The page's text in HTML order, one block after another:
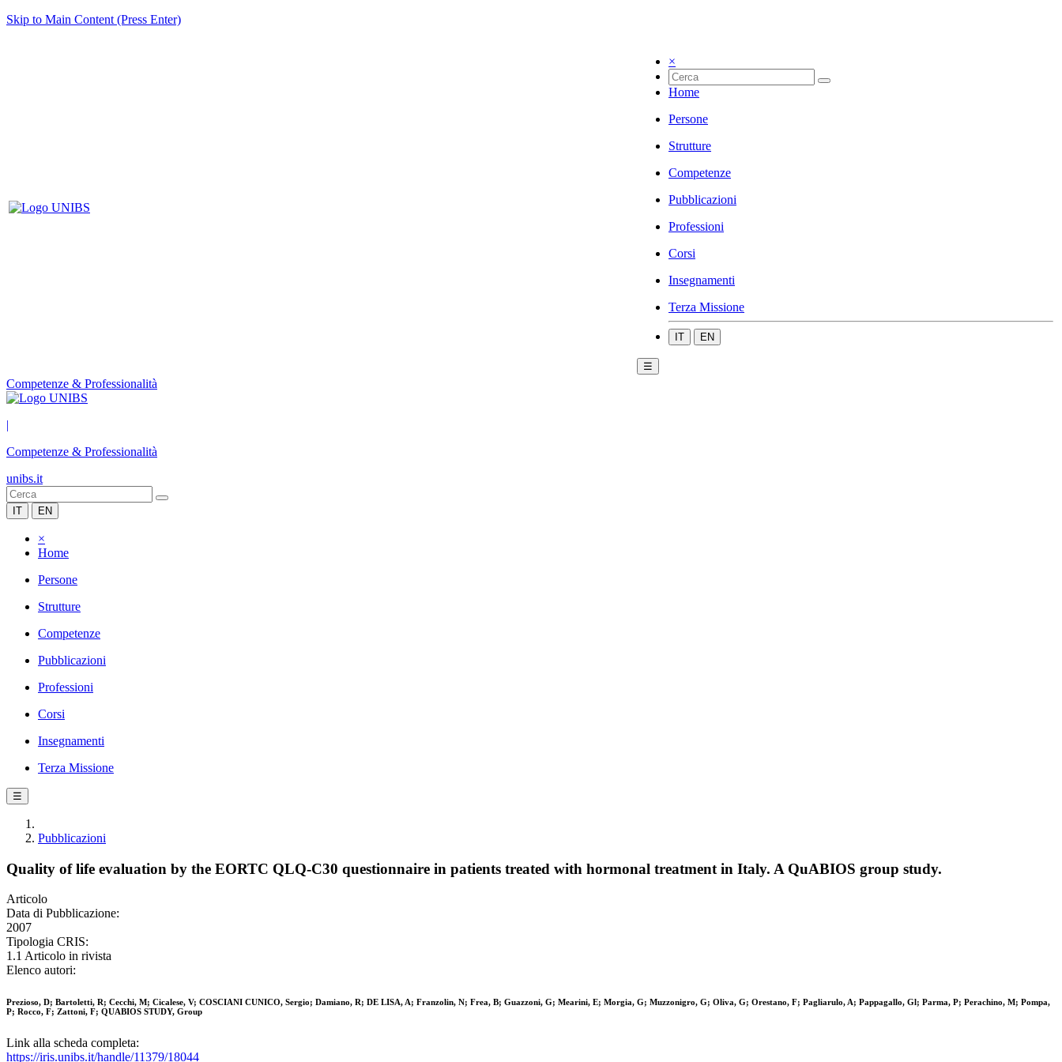
Skip to Main Content (Press Enter)
×
Home
Persone
Strutture
Competenze
Pubblicazioni
Professioni
Corsi
Insegnamenti
Terza Missione
IT EN
☰
Competenze & Professionalità
|
Competenze & Professionalità
unibs.it
IT EN
×
Home
Persone
Strutture
Competenze
Pubblicazioni
Professioni
Corsi
Insegnamenti
Terza Missione
☰
Pubblicazioni
Quality of life evaluation by the EORTC QLQ-C30 questionnaire in patients treated with hormonal treatment in Italy. A QuABIOS group study.
Articolo
Data di Pubblicazione:
2007
Tipologia CRIS:
1.1 Articolo in rivista
Elenco autori:
Prezioso, D; Bartoletti, R; Cecchi, M; Cicalese, V; COSCIANI CUNICO, Sergio; Damiano, R; DE LISA, A; Franzolin, N; Frea, B; Guazzoni, G; Mearini, E; Morgia, G; Muzzonigro, G; Oliva, G; Orestano, F; Pagliarulo, A; Pappagallo, Gl; Parma, P; Perachino, M; Pompa,
P; Rocco, F; Zattoni, F; QUABIOS STUDY, Group
Link alla scheda completa:
https://iris.unibs.it/handle/11379/18044